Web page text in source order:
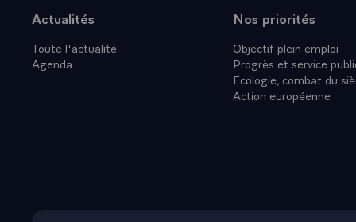
calendrier
de la
existante il
majorité qui
cette
exigences
les
exécuter
Plan du site
Actualités
Toute l'actualité
Agenda
Nos priorités
Objectif plein emploi
Progrès et service
Ecologie, combat du
Action européenne